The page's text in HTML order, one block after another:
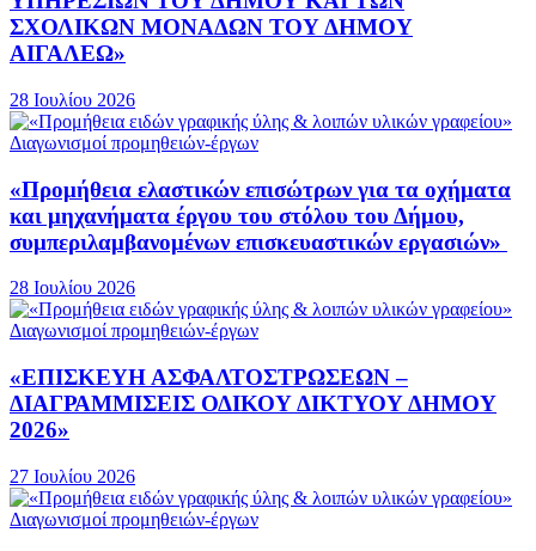
ΣΧΟΛΙΚΩΝ ΜΟΝΑΔΩΝ ΤΟΥ ΔΗΜΟΥ
ΑΙΓΑΛΕΩ»
28 Ιουλίου 2026
Διαγωνισμοί προμηθειών-έργων
«Προμήθεια ελαστικών επισώτρων για τα οχήματα
και μηχανήματα έργου του στόλου του Δήμου,
συμπεριλαμβανομένων επισκευαστικών εργασιών»
28 Ιουλίου 2026
Διαγωνισμοί προμηθειών-έργων
«ΕΠΙΣΚΕΥΗ ΑΣΦΑΛΤΟΣΤΡΩΣΕΩΝ –
ΔΙΑΓΡΑΜΜΙΣΕΙΣ ΟΔΙΚΟΥ ΔΙΚΤΥΟΥ ΔΗΜΟΥ
2026»
27 Ιουλίου 2026
Διαγωνισμοί προμηθειών-έργων